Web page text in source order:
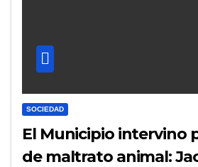
SOCIEDAD
El Municipio intervino
de maltrato animal: